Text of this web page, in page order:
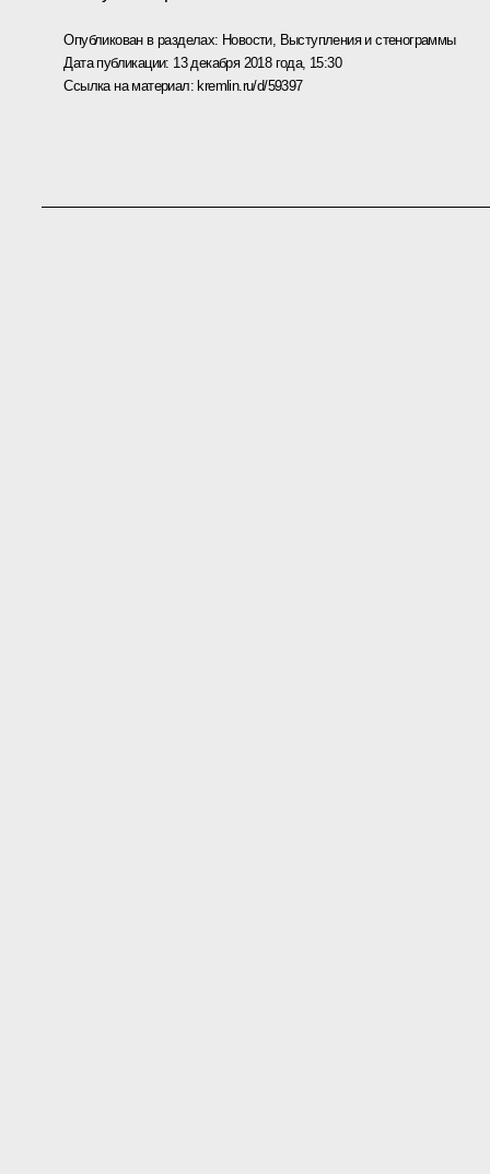
Опубликован в разделах: Новости, Выступления и стенограммы
Дата публикации: 13 декабря 2018 года, 15:30
Ссылка на материал: kremlin.ru/d/59397